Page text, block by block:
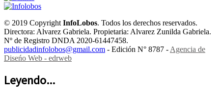
© 2019 CopyrightInfoLobos. Todos los derechos reservados.
Directora: Alvarez Gabriela. Propietaria: Alvarez Zunilda Gabriela.
Nº de Registro DNDA 2020-61447458.
publicidadinfolobos@gmail.com - Edición N° 8787 -Agencia de
Diseńo Web - edrweb
Leyendo...